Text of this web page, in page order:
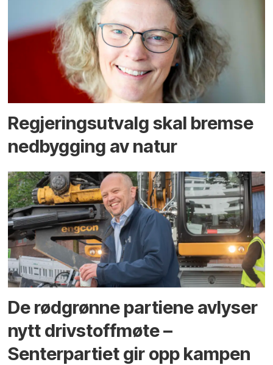
Regjerings­utvalg skal bremse
ned­bygging av natur
De rødgrønne partiene avlyser
nytt drivstoffmøte –
Senterpartiet gir opp kampen